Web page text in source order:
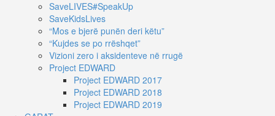
SaveLIVES#SpeakUp
SaveKidsLives
“Mos e bjerë punën deri këtu”
“Kujdes se po rrëshqet”
Vizioni zero i aksidenteve në rrugë
Project EDWARD
Project EDWARD 2017
Project EDWARD 2018
Project EDWARD 2019